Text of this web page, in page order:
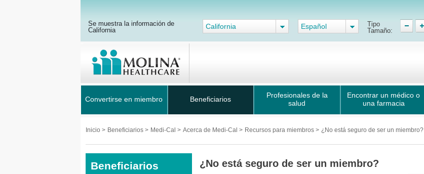
Se muestra la información de
California
California Español
Tipo
Tamaño:
Convertirse en miembro Beneficiarios
Profesionales de la
salud
Encontrar un médico o
una farmacia
Inicio > Beneficiarios > Medi-Cal > Acerca de Medi-Cal > Recursos para miembros > ¿No está seguro de ser un miembro?
Beneficiarios ¿No está seguro de ser un miembro?